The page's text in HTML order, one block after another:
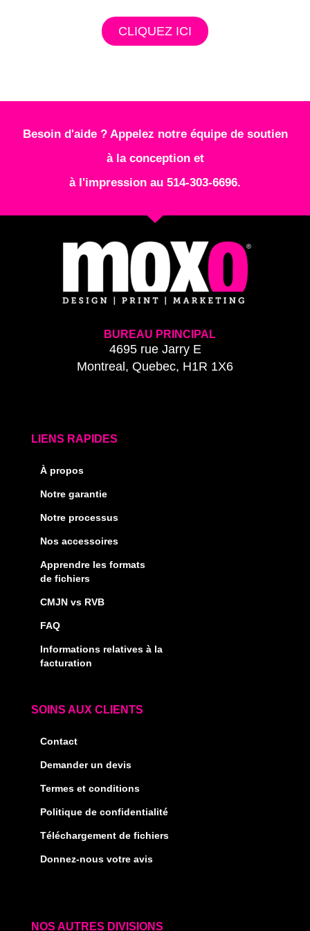
CLIQUEZ ICI
Besoin d'aide ? Appelez notre équipe de soutien
à la conception et
à l'impression au 514-303-6696.
BUREAU PRINCIPAL
4695 rue Jarry E
Montreal, Quebec, H1R 1X6
LIENS RAPIDES
À propos
Notre garantie
Notre processus
Nos accessoires
Apprendre les formats
de fichiers
CMJN vs RVB
FAQ
Informations relatives à la
facturation
SOINS AUX CLIENTS
Contact
Demander un devis
Termes et conditions
Politique de confidentialité
Téléchargement de fichiers
Donnez-nous votre avis
NOS AUTRES DIVISIONS